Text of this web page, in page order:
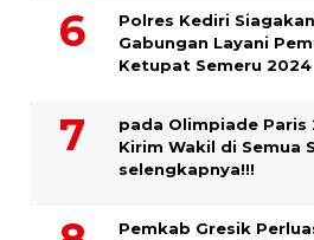
Polres Kediri
Gabungan Layani
Ketupat Semeru 2024
pada Olimpiade Paris
Kirim Wakil di Semua
selengkapnya!!!
Pemkab Gresik